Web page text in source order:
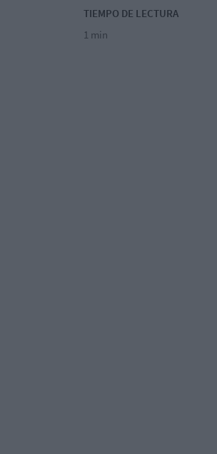
TIEMPO DE LECTURA
1 min